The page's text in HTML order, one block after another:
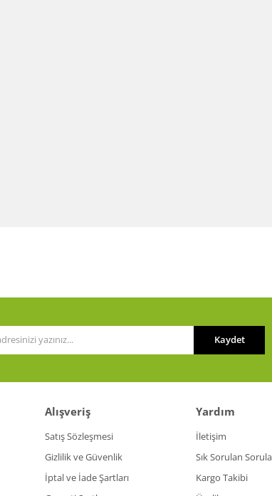
Kaydet
Alışveriş
Satış Sözleşmesi
Gizlilik ve Güvenlik
İptal ve İade Şartları
Yardım
İletişim
Sık Sorulan
Kargo Takibi